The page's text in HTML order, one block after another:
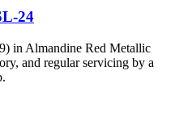
24
in Almandine Red Metallic
and regular servicing by a